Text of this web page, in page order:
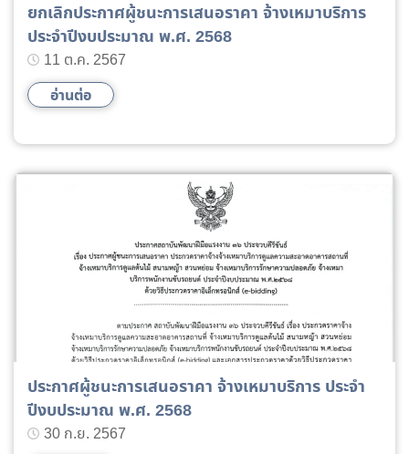
ยกเลิกประกาศผู้ชนะการเสนอราคา จ้างเหมาบริการ
ประจำปีงบประมาณ พ.ศ. 2568
11 ต.ค. 2567
อ่านต่อ
ประกาศผู้ชนะการเสนอราคา จ้างเหมาบริการ ประจำ
ปีงบประมาณ พ.ศ. 2568
30 ก.ย. 2567